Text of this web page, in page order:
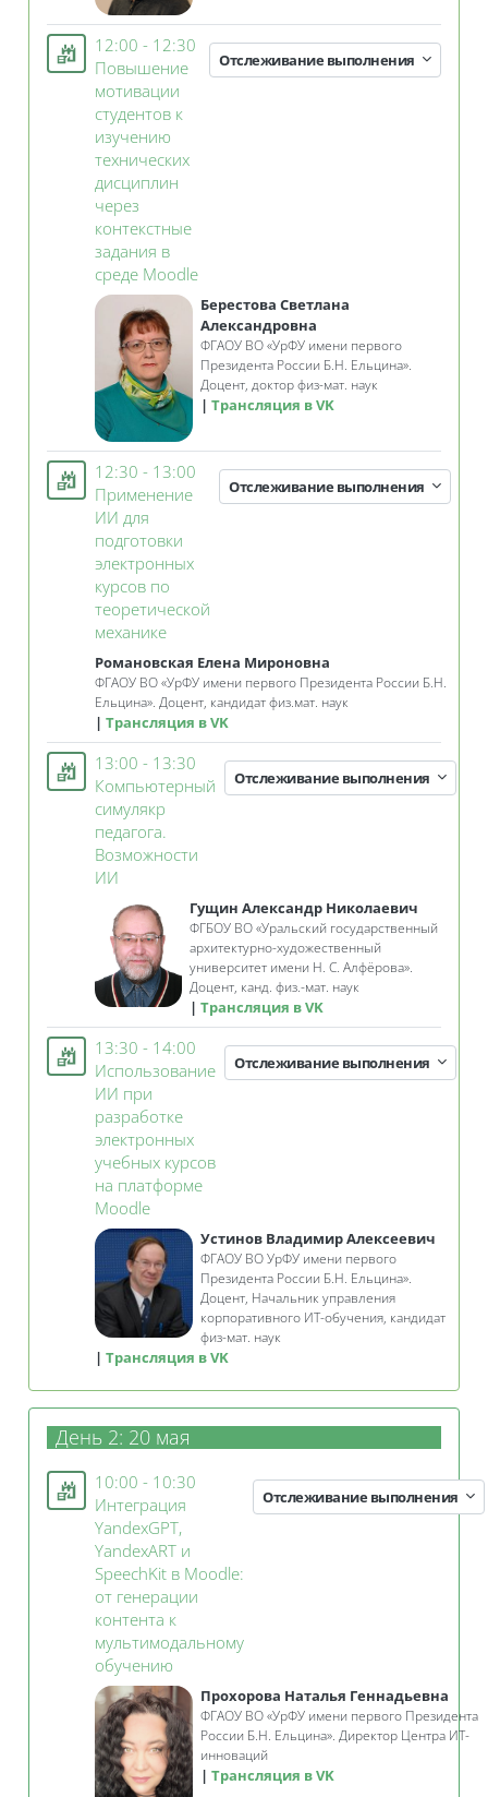
12:00 - 12:30
Повышение
мотивации
студентов к
изучению
технических
дисциплин
через
контекстные
задания в
среде MoodleЗанятие 3KL
Отслеживание выполнения
Берестова Светлана
Александровна
ФГАОУ ВО«УрФУ имени первого
Президента России Б.Н. Ельцина».
Доцент, доктор физ-мат. наук
Трансляция в VK
12:30 - 13:00
Применение
ИИ для
подготовки
электронных
курсов по
теоретической
механикеЗанятие 3KL
Отслеживание выполнения
Романовская Елена Мироновна
ФГАОУ ВО«УрФУ имени первого Президента России Б.Н.
Ельцина». Доцент, кандидат физ.мат. наук
Трансляция в VK
13:00 - 13:30
Компьютерный
симулякр
педагога.
Возможности
ИИ
Отслеживание выполнения
Гущин Александр Николаевич
ФГБОУ ВО «Уральский государственный
архитектурно-художественный
университет имени Н. С. Алфёрова».
Доцент, канд. физ.-мат. наук
Трансляция в VK
13:30 - 14:00
Использование
ИИ при
разработке
электронных
учебных курсов
на платформе
MoodleЗанятие 3KL
Отслеживание выполнения
Устинов Владимир Алексеевич
ФГАОУ ВО УрФУ имени первого
Президента России Б.Н. Ельцина».
Доцент, Начальник управления
корпоративного ИТ-обучения, кандидат
физ-мат. наук
Трансляция в VK
День 2: 20 мая
10:00 - 10:30
Интеграция
YandexGPT,
YandexART и
SpeechKit в Moodle:
от генерации
контента к
мультимодальному
обучению
Отслеживание выполнения
Прохорова Наталья Геннадьевна
ФГАОУ ВО«УрФУ имени первого Президента
России Б.Н. Ельцина». Директор Центра ИТ-
инноваций
Трансляция в VK